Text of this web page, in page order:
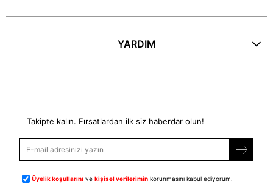
YARDIM
Takipte kalın. Fırsatlardan ilk siz haberdar olun!
Üyelik koşullarını vekişisel verilerimin korunmasını kabul ediyorum.